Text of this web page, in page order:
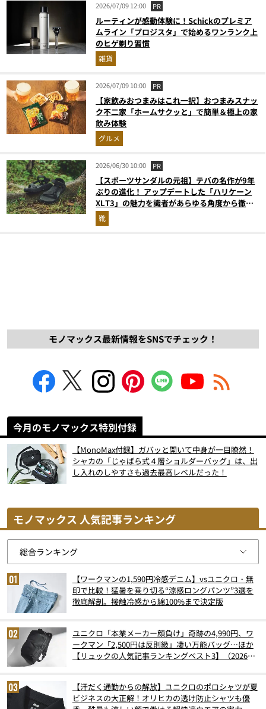
2026/07/09 12:00 PR
ルーティンが感動体験に！Schickのプレミア
ムライン「プロジスタ」で始めるワンランク上
のヒゲ剃り習慣
雑貨
2026/07/09 10:00 PR
【家飲みおつまみはこれ一択】おつまみスナッ
ク不二家「ホームサクッと」で簡単＆極上の家
飲み体験
グルメ
2026/06/30 10:00 PR
【スポーツサンダルの元祖】テバの名作が9年
ぶりの進化！ アップデートした「ハリケーン
XLT3」の魅力を識者があらゆる角度から徹底
解説！
靴
モノマックス最新情報をSNSでチェック！
今月のモノマックス特別付録
【MonoMax付録】ガバッと開いて中身が一目瞭然！
シャカの「じゃばら式４層ショルダーバッグ」は、出
し入れのしやすさも過去最高レベルだった！
モノマックス 人気記事ランキング
【ワークマンの1,590円冷感デニム】vsユニクロ・無
印で比較！猛暑を乗り切る“涼感ロングパンツ”3選を
徹底解剖。接触冷感から綿100%まで決定版
ユニクロ「本業メーカー顔負け」奇跡の4,990円、ワ
ークマン「2,500円は反則級」凄い万能バッグ…ほか
【リュックの人気記事ランキングベスト3】（2026年
【汗だく通勤からの解放】ユニクロのポロシャツが夏
ビジネスの大正解！オリヒカの透け防止シャツも優